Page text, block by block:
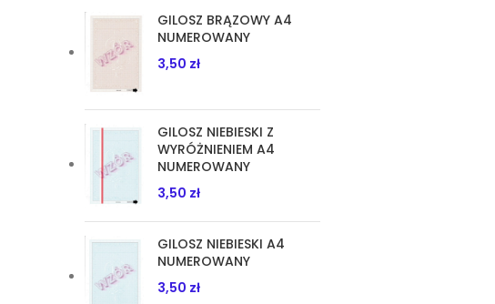
GILOSZ BRĄZOWY A4
NUMEROWANY
3,50 zł
GILOSZ NIEBIESKI Z
WYRÓŻNIENIEM A4
NUMEROWANY
3,50 zł
GILOSZ NIEBIESKI A4
NUMEROWANY
3,50 zł